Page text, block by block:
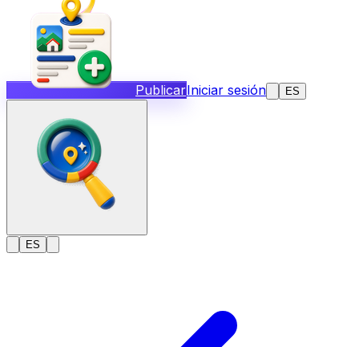
PublicarIniciar sesión ES
ES